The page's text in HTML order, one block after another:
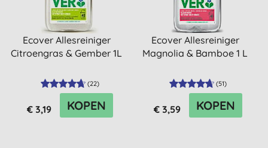
Ecover Allesreiniger
Citroengras & Gember 1L
(22)
€ 3,19 KOPEN
Ecover Allesreiniger
Magnolia & Bamboe 1 L
(51)
€ 3,59 KOPEN